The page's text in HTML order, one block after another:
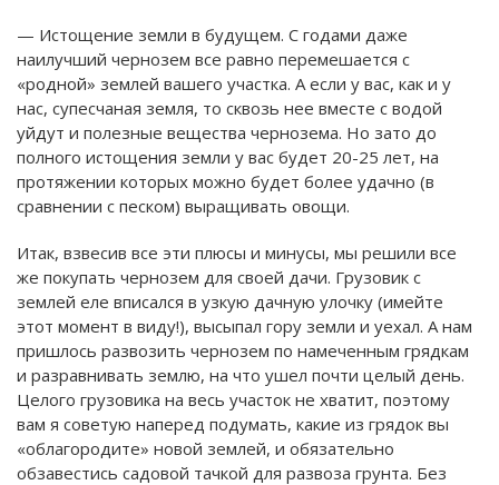
— Истощение земли в будущем. С годами даже
наилучший чернозем все равно перемешается с
«родной» землей вашего участка. А если у вас, как и у
нас, супесчаная земля, то сквозь нее вместе с водой
уйдут и полезные вещества чернозема. Но зато до
полного истощения земли у вас будет 20-25 лет, на
протяжении которых можно будет более удачно (в
сравнении с песком) выращивать овощи.
Итак, взвесив все эти плюсы и минусы, мы решили все
же покупать чернозем для своей дачи. Грузовик с
землей еле вписался в узкую дачную улочку (имейте
этот момент в виду!), высыпал гору земли и уехал. А нам
пришлось развозить чернозем по намеченным грядкам
и разравнивать землю, на что ушел почти целый день.
Целого грузовика на весь участок не хватит, поэтому
вам я советую наперед подумать, какие из грядок вы
«облагородите» новой землей, и обязательно
обзавестись садовой тачкой для развоза грунта. Без